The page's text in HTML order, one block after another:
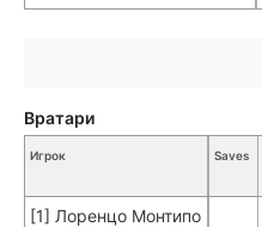
Игрок Saves
[1] Лоренцо Монтипо
Вратари